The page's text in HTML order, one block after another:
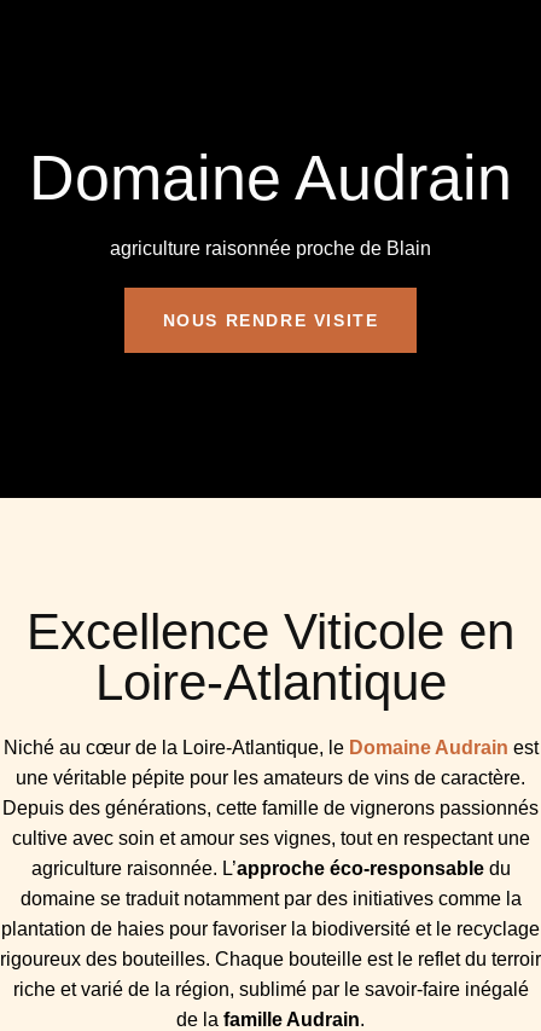
Domaine Audrain
agriculture raisonnée proche de Blain
NOUS RENDRE VISITE
Excellence Viticole en
Loire-Atlantique
Niché au cœur de la Loire-Atlantique, le Domaine Audrain est
une véritable pépite pour les amateurs de vins de caractère.
Depuis des générations, cette famille de vignerons passionnés
cultive avec soin et amour ses vignes, tout en respectant une
agriculture raisonnée. L’approche éco-responsabledu
domaine se traduit notamment par des initiatives comme la
plantation de haies pour favoriser la biodiversité et le recyclage
rigoureux des bouteilles. Chaque bouteille est le reflet du terroir
riche et varié de la région, sublimé par le savoir-faire inégalé
de la famille Audrain.